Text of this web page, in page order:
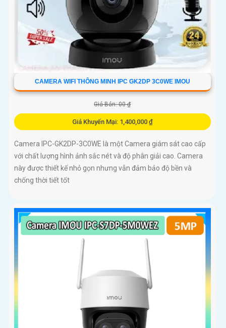
CAMERA WIFI THÔNG MINH IPC GK2DP 3C0WE IMOU
Giá Bán: 00 ₫
Giá Khuyến Mại: 1,400,000 ₫
Camera IPC-GK2DP-3C0WE là một Camera giám sát cao cấp
với chất lượng hình ảnh sắc nét và độ phân giải cao. Camera
này được thiết kế nhỏ gọn nhưng vẫn đảm bảo độ bền và
chống thời tiết tốt